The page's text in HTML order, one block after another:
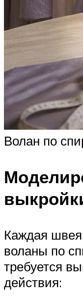
Волан по
Каждая швея
воланы по
требуется
действия: